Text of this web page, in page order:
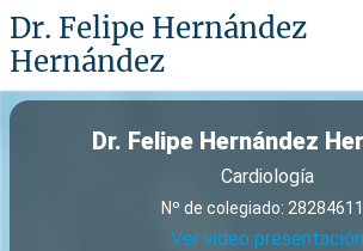
Dr. Felipe Hernández
Hernández
Dr. Felipe Hernández
Cardiología
Nº de colegiado:
Ver video presentación